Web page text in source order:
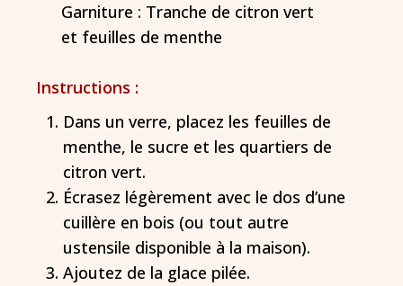
Garniture : Tranche de citron vert
et feuilles de menthe
Instructions :
Dans un verre, placez les feuilles de
menthe, le sucre et les quartiers de
citron vert.
Écrasez légèrement avec le dos d’une
cuillère en bois (ou tout autre
ustensile disponible à la maison).
Ajoutez de la glace pilée.